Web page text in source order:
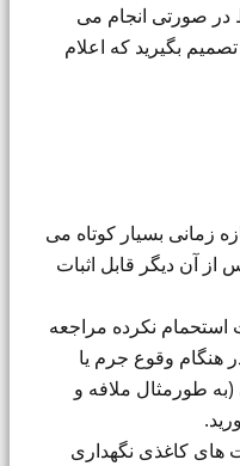
در صورتی انجام می
بگیرید که اعلام
زمانی بسیار کوتاه می
از آن دیگر قابل اثبات
استحمام نکرده مراجعه
هنگام وقوع جرم یا
(به طورمثال ملافه و
های کاغذی نگهداری